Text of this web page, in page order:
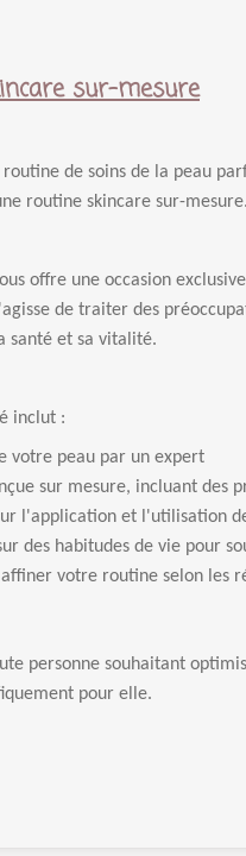
sur-mesure
de soins de la peau
routine skincare sur-mesure.
offre une occasion
de traiter des
santé et sa vitalité.
inclut :
votre peau par un expert
sur mesure, incluant des
l'application et l'utilisation
des habitudes de vie pour
votre routine selon les
personne souhaitant
pour elle.